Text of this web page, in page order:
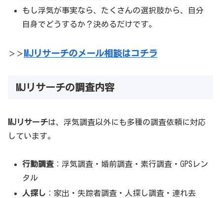
もし浮気が事実なら、たくさんの選択肢から、自分
自身でどうするか？決めるだけです。
＞＞ MJリサーチのメール相談はコチラ
MJリサーチの調査内容
MJリサーチは、浮気調査以外にも多種の調査依頼に対応
しています。
行動調査 ：浮気調査・婚前調査・素行調査・GPSレン
タル
人探し ：家出・失踪者調査・人探し調査・連れ去